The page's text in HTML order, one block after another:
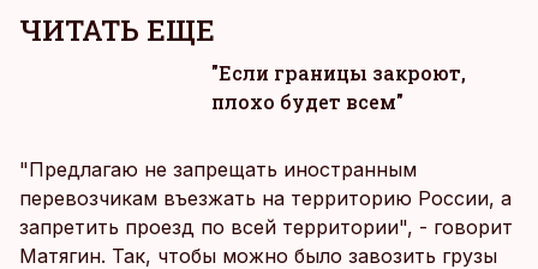
ЧИТАТЬ ЕЩЕ
"Если границы закроют,
плохо будет всем"
"Предлагаю не запрещать иностранным
перевозчикам въезжать на территорию России, а
запретить проезд по всей территории", - говорит
Матягин. Так, чтобы можно было завозить грузы